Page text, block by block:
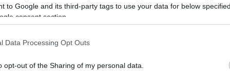
to Google and its third-party tags to use your data for below
consent section.
Data Processing Opt Outs
opt-out of the Sharing of my personal data.